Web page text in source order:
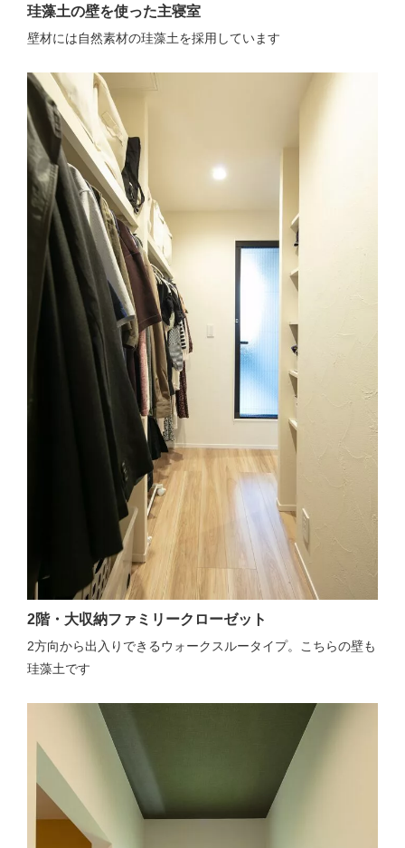
珪藻土の壁を使った主寝室
壁材には自然素材の珪藻土を採用しています
2階・大収納ファミリークローゼット
2方向から出入りできるウォークスルータイプ。こちらの壁も
珪藻土です